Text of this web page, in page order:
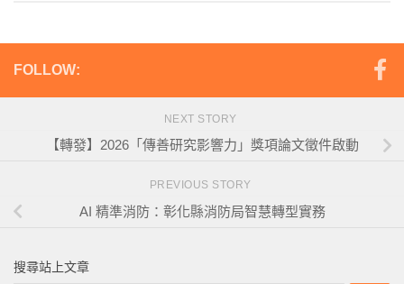
FOLLOW:
NEXT STORY
【轉發】2026「傳善研究影響力」獎項論文徵件啟動
PREVIOUS STORY
AI 精準消防：彰化縣消防局智慧轉型實務
搜尋站上文章